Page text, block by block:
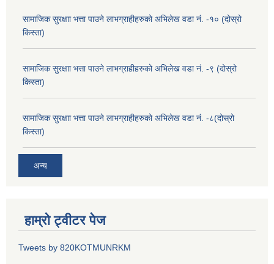
सामाजिक सुरक्षाा भत्ता पाउने लाभग्राहीहरुको अभिलेख वडा नं. -१० (दोस्रो
किस्ता)
सामाजिक सुरक्षाा भत्ता पाउने लाभग्राहीहरुको अभिलेख वडा नं. -९ (दोस्रो
किस्ता)
सामाजिक सुरक्षाा भत्ता पाउने लाभग्राहीहरुको अभिलेख वडा नं. -८(दोस्रो
किस्ता)
अन्य
हाम्रो ट्वीटर पेज
Tweets by 820KOTMUNRKM